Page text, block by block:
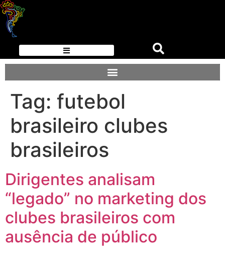
Tag: futebol
brasileiro clubes
brasileiros
Dirigentes analisam
“legado” no marketing dos
clubes brasileiros com
ausência de público